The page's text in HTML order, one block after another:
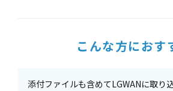
こんな方におす
添付ファイルも含めてLGWANに取り